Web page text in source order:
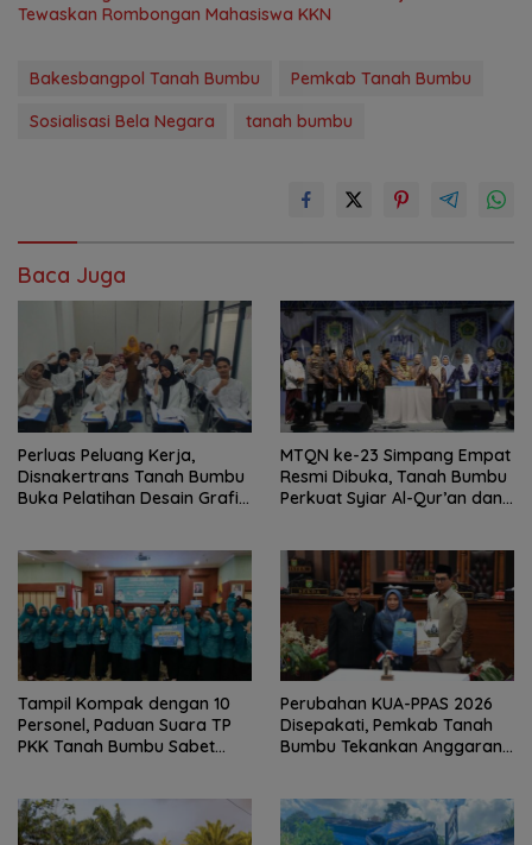
Tewaskan Rombongan Mahasiswa KKN
Bakesbangpol Tanah Bumbu
Pemkab Tanah Bumbu
Sosialisasi Bela Negara
tanah bumbu
Baca Juga
Perluas Peluang Kerja,
Disnakertrans Tanah Bumbu
Buka Pelatihan Desain Grafis
MTQN ke-23 Simpang Empat
Resmi Dibuka, Tanah Bumbu
Perkuat Syiar Al-Qur’an dan
Tampil Kompak dengan 10
Personel, Paduan Suara TP
PKK Tanah Bumbu Sabet
Perubahan KUA-PPAS 2026
Disepakati, Pemkab Tanah
Bumbu Tekankan Anggaran